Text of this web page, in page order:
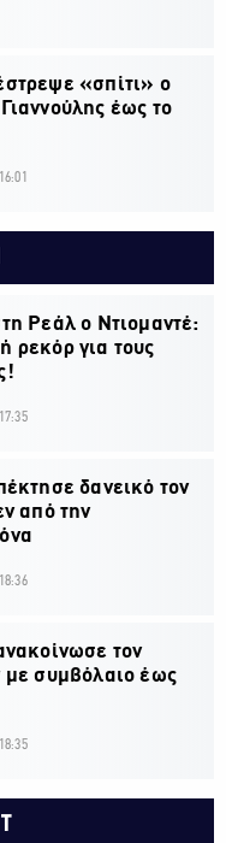
«σπίτι» ο
έως το
Ρεάλ ο Ντιομαντέ:
ρεκόρ για τους
δανεικό τον
από την
τον
με συμβόλαιο έως